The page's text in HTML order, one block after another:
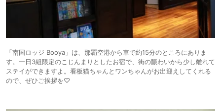
「南国ロッジ Booya」は、那覇空港から車で約15分のところにありま
す。一日3組限定のこじんまりとしたお宿で、街の賑わいから少し離れて
ステイができますよ。看板猫ちゃんとワンちゃんがお出迎えしてくれる
ので、ぜひご挨拶を♡